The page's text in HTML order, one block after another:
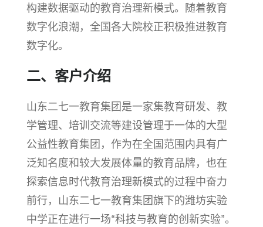
构建数据驱动的教育治理新模式。随着教育
数字化浪潮，全国各大院校正积极推进教育
数字化。
二、客户介绍
山东二七一教育集团是一家集教育研发、教
学管理、培训交流等建设管理于一体的大型
公益性教育集团，作为在全国范围内具有广
泛知名度和较大发展体量的教育品牌，也在
探索信息时代教育治理新模式的过程中奋力
前行，山东二七一教育集团旗下的潍坊实验
中学正在进行一场“科技与教育的创新实验”。